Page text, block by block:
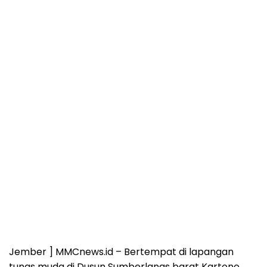
Jember ] MMCnews.id – Bertempat di lapangan